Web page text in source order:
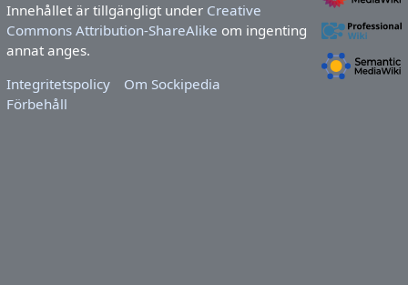
Innehållet är tillgängligt under Creative
Commons Attribution-ShareAlike om ingenting
annat anges.
Integritetspolicy
Om Sockipedia
Förbehåll